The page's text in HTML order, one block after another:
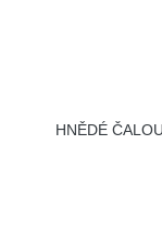
HNĚDÉ